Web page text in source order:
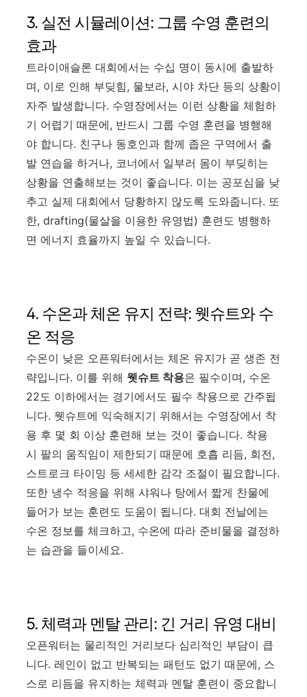
3. 실전 시뮬레이션: 그룹 수영 훈련의
효과
트라이애슬론 대회에서는 수십 명이 동시에 출발하
며, 이로 인해 부딪힘, 물보라, 시야 차단 등의 상황이
자주 발생합니다. 수영장에서는 이런 상황을 체험하
기 어렵기 때문에, 반드시 그룹 수영 훈련을 병행해
야 합니다. 친구나 동호인과 함께 좁은 구역에서 출
발 연습을 하거나, 코너에서 일부러 몸이 부딪히는
상황을 연출해보는 것이 좋습니다. 이는 공포심을 낮
추고 실제 대회에서 당황하지 않도록 도와줍니다. 또
한, drafting(물살을 이용한 유영법) 훈련도 병행하
면 에너지 효율까지 높일 수 있습니다.
4. 수온과 체온 유지 전략: 웻슈트와 수
온 적응
수온이 낮은 오픈워터에서는 체온 유지가 곧 생존 전
략입니다. 이를 위해 웻슈트 착용은 필수이며, 수온
22도 이하에서는 경기에서도 필수 착용으로 간주됩
니다. 웻슈트에 익숙해지기 위해서는 수영장에서 착
용 후 몇 회 이상 훈련해 보는 것이 좋습니다. 착용
시 팔의 움직임이 제한되기 때문에 호흡 리듬, 회전,
스트로크 타이밍 등 세세한 감각 조절이 필요합니다.
또한 냉수 적응을 위해 샤워나 탕에서 짧게 찬물에
들어가 보는 훈련도 도움이 됩니다. 대회 전날에는
수온 정보를 체크하고, 수온에 따라 준비물을 결정하
는 습관을 들이세요.
5. 체력과 멘탈 관리: 긴 거리 유영 대비
오픈워터는 물리적인 거리보다 심리적인 부담이 큽
니다. 레인이 없고 반복되는 패턴도 없기 때문에, 스
스로 리듬을 유지하는 체력과 멘탈 훈련이 중요합니